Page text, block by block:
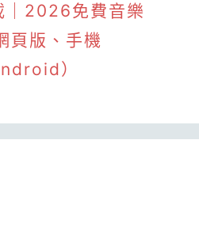
2026免費音樂
頁版、手機
）